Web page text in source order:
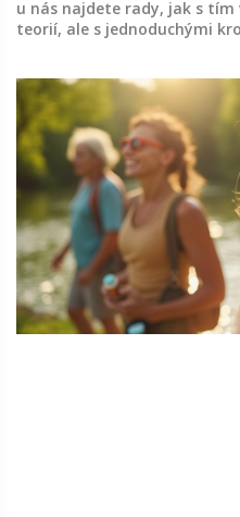
u nás najdete rady, jak s
teorií, ale s jednoduchými